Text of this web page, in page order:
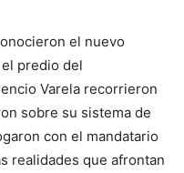
el nuevo
predio del
Varela recorrieron
sobre su sistema de
con el mandatario
realidades que afrontan